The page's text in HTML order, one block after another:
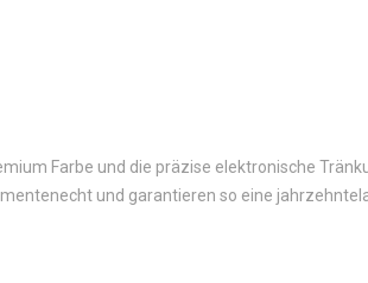
Farbe und die präzise elektronische
und garantieren so eine